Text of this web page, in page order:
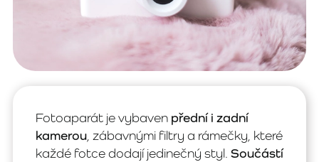
Fotoaparát je vybaven přední i zadní
kamerou , zábavnými filtry a rámečky, které
každé fotce dodají jedinečný styl. Součástí